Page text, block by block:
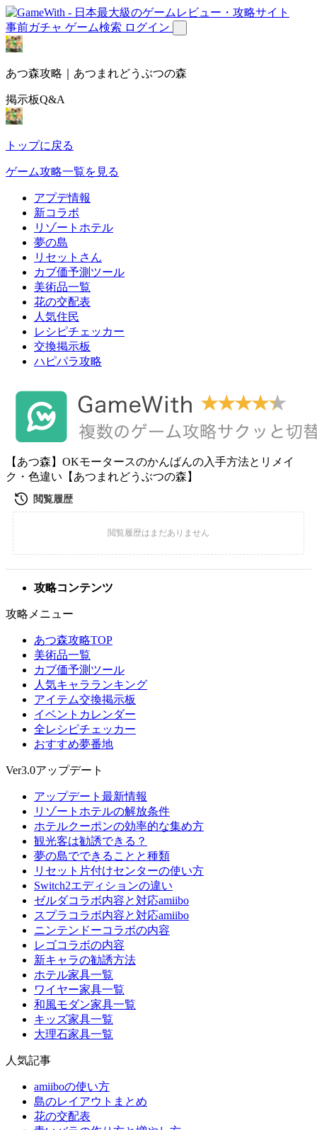
事前ガチャ ゲーム検索 ログイン
あつ森攻略｜あつまれどうぶつの森
掲示板Q&A
トップに戻る
ゲーム攻略一覧を見る
アプデ情報
新コラボ
リゾートホテル
夢の島
リセットさん
カブ価予測ツール
美術品一覧
花の交配表
人気住民
レシピチェッカー
交換掲示板
ハピパラ攻略
【あつ森】OKモータースのかんばんの入手方法とリメイ
ク・色違い【あつまれどうぶつの森】
攻略コンテンツ
攻略メニュー
あつ森攻略TOP
美術品一覧
カブ価予測ツール
人気キャラランキング
アイテム交換掲示板
イベントカレンダー
全レシピチェッカー
おすすめ夢番地
Ver3.0アップデート
アップデート最新情報
リゾートホテルの解放条件
ホテルクーポンの効率的な集め方
観光客は勧誘できる？
夢の島でできることと種類
リセット片付けセンターの使い方
Switch2エディションの違い
ゼルダコラボ内容と対応amiibo
スプラコラボ内容と対応amiibo
ニンテンドーコラボの内容
レゴコラボの内容
新キャラの勧誘方法
ホテル家具一覧
ワイヤー家具一覧
和風モダン家具一覧
キッズ家具一覧
大理石家具一覧
人気記事
amiiboの使い方
島のレイアウトまとめ
花の交配表